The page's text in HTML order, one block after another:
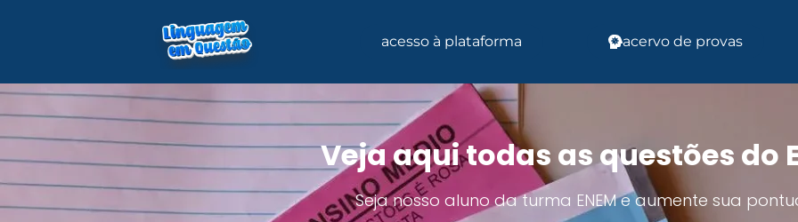
acesso à plataforma acervo de provas
Veja aqui todas as questões do
Seja nosso aluno da turma ENEM e aumente sua